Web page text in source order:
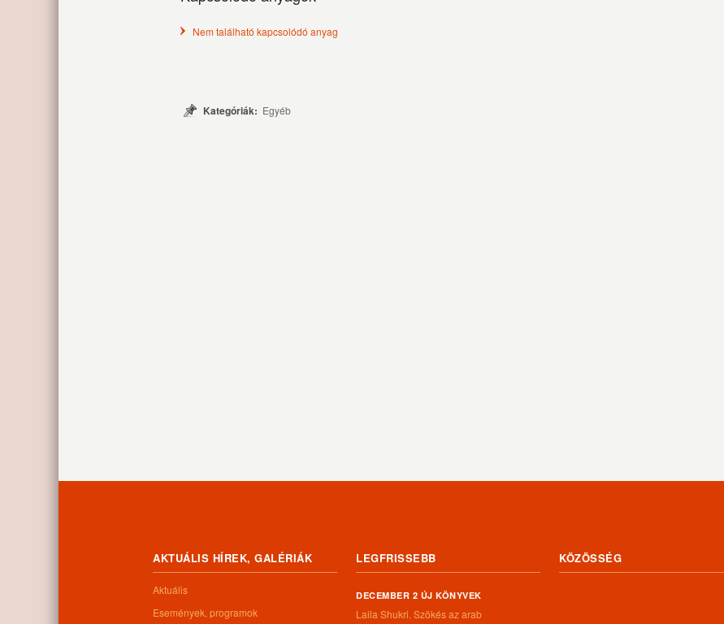
Nem található kapcsolódó anyag
Kategóriák: Egyéb
AKTUÁLIS HÍREK, GALÉRIÁK
Aktuális
Események, programok
LEGFRISSEBB
DECEMBER 2 ÚJ KÖNYVEK
Laila Shukri. Szökés ​az arab
KÖZÖSSÉG